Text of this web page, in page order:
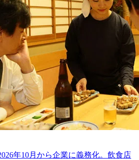
年10月から企業に義務化。飲食店